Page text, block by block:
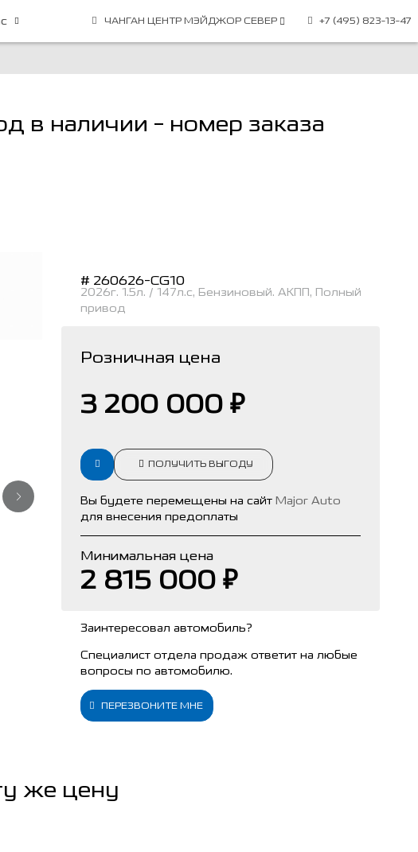
ЧАНГАН ЦЕНТР МЭЙДЖОР СЕВЕР +7 (495) 823-13-47
в наличии - номер заказа
# 260626-CG10
2026г. 1.5л. / 147л.с, Бензиновый. АКПП, Полный
привод
Розничная цена
3 200 000 ₽
ПОЛУЧИТЬ ВЫГОДУ
Вы будете перемещены на сайт Major Auto
для внесения предоплаты
Минимальная цена
2 815 000 ₽
Заинтересовал автомобиль?
Специалист отдела продаж ответит на любые
вопросы по автомобилю.
ПЕРЕЗВОНИТЕ МНЕ
же цену